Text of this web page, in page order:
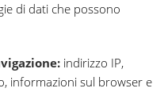
di dati che possono
indirizzo IP,
informazioni sul browser e